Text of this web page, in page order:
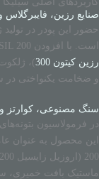
صنایع رزین،
حضور این پودر در
است. با افزودن XYSIL 200 (اروزیل زایسیل 200) به رزین‌های پایه (مانند
رزین کیتون 300
)،
و ضخامت یکنواختی
سنگ مصنوعی، کوارتز
در فرمولاسیون
ماستیک بافت خمیری،